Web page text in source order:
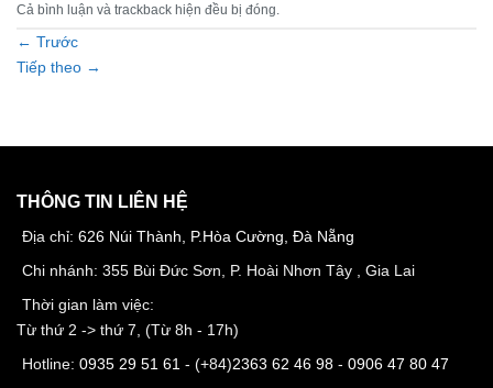
Cả bình luận và trackback hiện đều bị đóng.
← Trước
Tiếp theo →
THÔNG TIN LIÊN HỆ
Địa chỉ: 626 Núi Thành, P.Hòa Cường, Đà Nẵng
Chi nhánh: 355 Bùi Đức Sơn, P. Hoài Nhơn Tây , Gia Lai
Thời gian làm việc:
Từ thứ 2 -> thứ 7, (Từ 8h - 17h)
Hotline: 0935 29 51 61 - (+84)2363 62 46 98 - 0906 47 80 47